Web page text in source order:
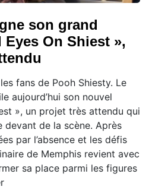
son grand
On Shiest »,
fans de Pooh Shiesty. Le
aujourd’hui son nouvel
», un projet très attendu qui
devant de la scène. Après
par l’absence et les défis
de Memphis revient avec
sa place parmi les figures